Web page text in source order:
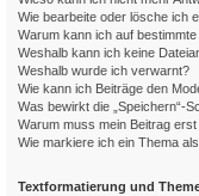
Wie bearbeite oder lösche ich
Warum kann ich auf
Weshalb kann ich keine
Weshalb wurde ich verwarnt?
Wie kann ich Beiträge den
Was bewirkt die „Speichern“-
Warum muss mein Beitrag
Wie markiere ich ein Thema
Textformatierung und